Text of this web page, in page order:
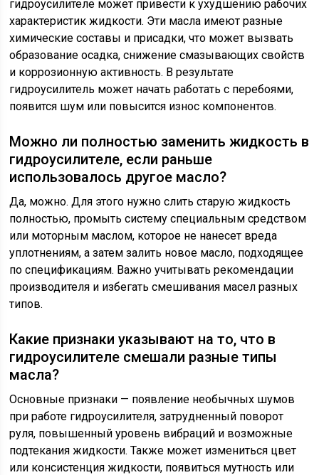
гидроусилителе может привести к ухудшению рабочих
характеристик жидкости. Эти масла имеют разные
химические составы и присадки, что может вызвать
образование осадка, снижение смазывающих свойств
и коррозионную активность. В результате
гидроусилитель может начать работать с перебоями,
появится шум или повысится износ компонентов.
Можно ли полностью заменить жидкость в
гидроусилителе, если раньше
использовалось другое масло?
Да, можно. Для этого нужно слить старую жидкость
полностью, промыть систему специальным средством
или моторным маслом, которое не нанесет вреда
уплотнениям, а затем залить новое масло, подходящее
по спецификациям. Важно учитывать рекомендации
производителя и избегать смешивания масел разных
типов.
Какие признаки указывают на то, что в
гидроусилителе смешали разные типы
масла?
Основные признаки — появление необычных шумов
при работе гидроусилителя, затрудненный поворот
руля, повышенный уровень вибраций и возможные
подтекания жидкости. Также может измениться цвет
или консистенция жидкости, появиться мутность или